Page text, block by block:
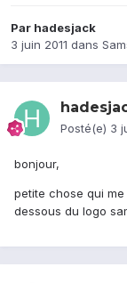
Par hadesjack
3 juin 2011 dans
Posté(e) 3
bonjour,
petite chose qui
dessous du logo